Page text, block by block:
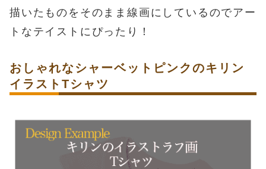
描いたものをそのまま線画にしているのでアー
トなテイストにぴったり！
おしゃれなシャーベットピンクのキリン
イラストTシャツ